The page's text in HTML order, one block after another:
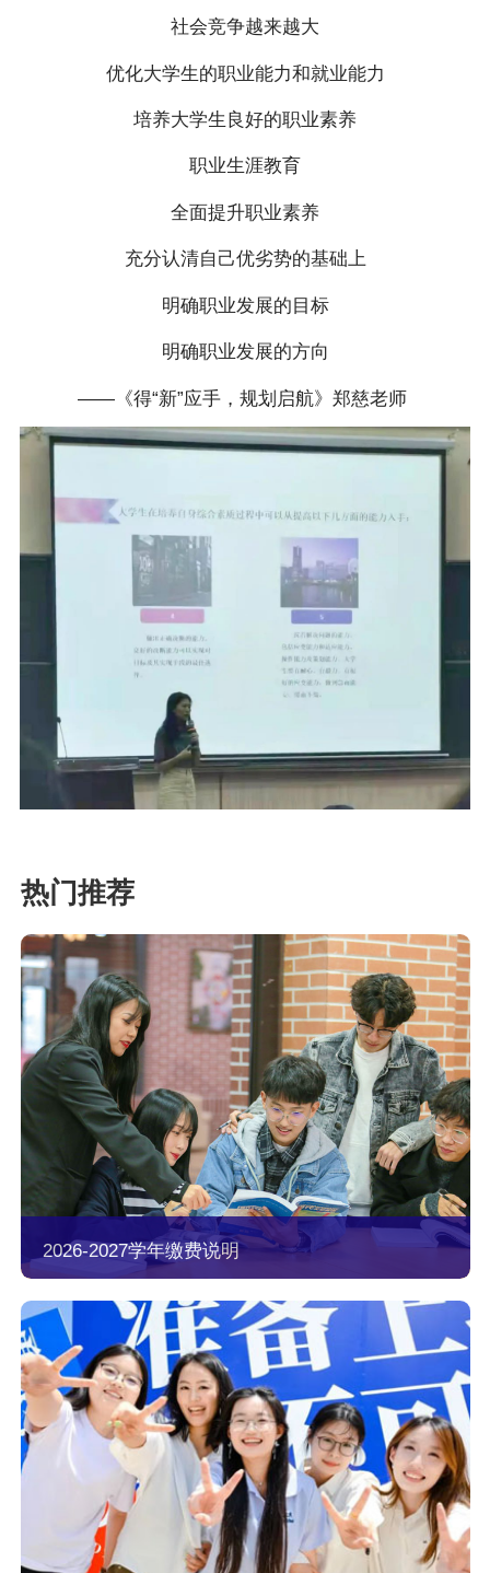
社会竞争越来越大
优化大学生的职业能力和就业能力
培养大学生良好的职业素养
职业生涯教育
全面提升职业素养
充分认清自己优劣势的基础上
明确职业发展的目标
明确职业发展的方向
——《得“新”应手，规划启航》郑慈老师
2026-2027学年缴费说明